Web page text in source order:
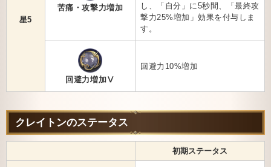
星5
苦痛・攻撃力増加
し、「自分」に5秒間、「最終攻
撃力25%増加」効果を付与しま
す。
回避力増加Ⅴ
回避力10%増加
クレイトンのステータス
初期ステータス